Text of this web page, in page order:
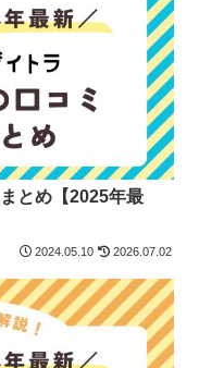
とめ【2025年最
2024.05.10 2026.07.02